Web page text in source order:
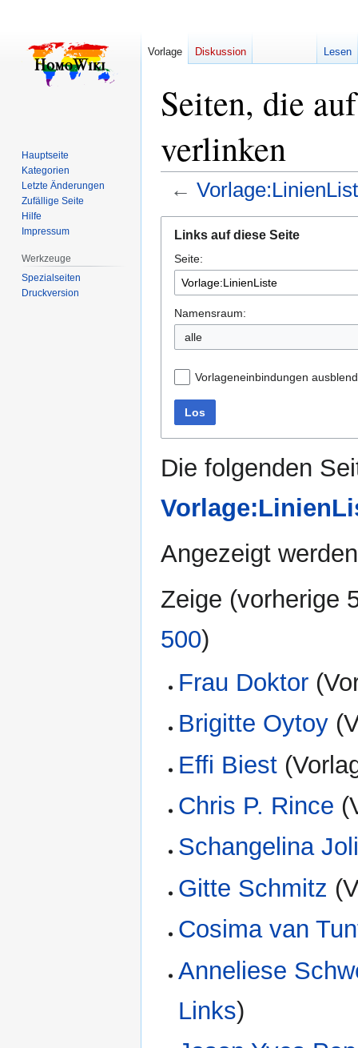
Seiten, die
verlinken
←
Navigation
springen
Suche
springen
Links auf diese Seite
Seite:
Namensraum:
alle
Vorlageneinbindungen
Los
Die folgenden
Angezeigt
Zeige (vorherige
500)
Frau Doktor
Brigitte Oytoy
Effi Biest
Chris P. Rince
Schangelina
Gitte Schmitz
Cosima van
Anneliese
Links)
Vorlage Diskussion Lesen
Hauptseite
Kategorien
Letzte Änderungen
Zufällige Seite
Hilfe
Impressum
Werkzeuge
Spezialseiten
Druckversion